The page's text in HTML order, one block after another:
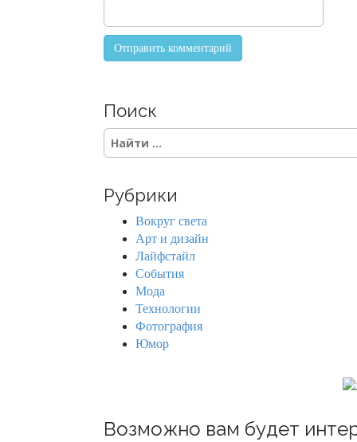
Поиск
S
e
c
Рубрики
Вокруг света
Арт и дизайн
Лайфстайл
События
Мода
Технологии
Фотография
Юмор
Возможно вам будет